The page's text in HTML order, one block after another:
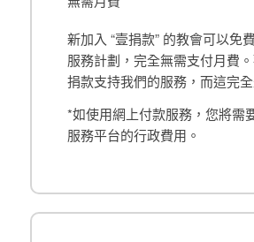
新加入 “壹捐款” 的教會可以免
服務計劃，完全無需支付月費
捐款支持我們的服務，而這完
*如使用網上付款服務，您將需
服務平台的行政費用。